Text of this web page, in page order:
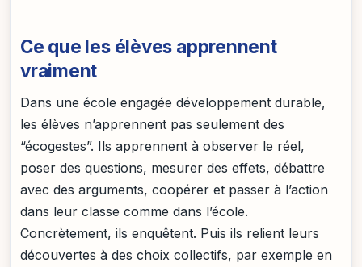
Ce que les élèves apprennent
vraiment
Dans une école engagée développement durable,
les élèves n’apprennent pas seulement des
“écogestes”. Ils apprennent à observer le réel,
poser des questions, mesurer des effets, débattre
avec des arguments, coopérer et passer à l’action
dans leur classe comme dans l’école.
Concrètement, ils enquêtent. Puis ils relient leurs
découvertes à des choix collectifs, par exemple en